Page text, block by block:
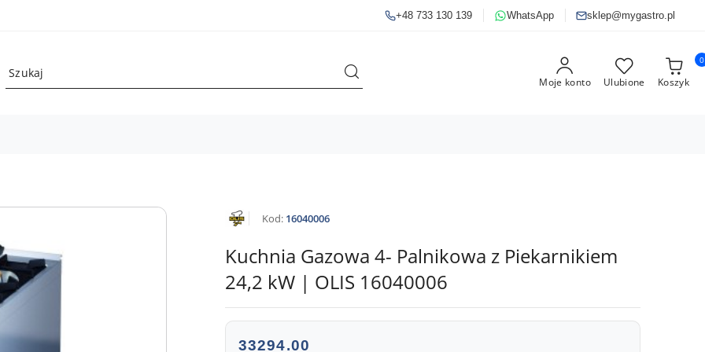
+48 733 130 139 WhatsApp sklep@mygastro.pl
Moje konto Ulubione Koszyk
0
NAZWA
PRODUCENTA:
Kod: 16040006
Kuchnia Gazowa 4- Palnikowa z Piekarnikiem
24,2 kW | OLIS 16040006
Kuchnia gazowa 4- palnikowa z piecem elektrycznym 18,2+6 kW, Diamante 700,
cena:
33294.00